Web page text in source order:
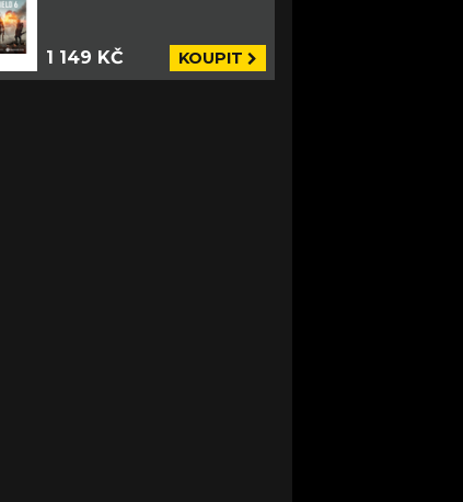
1 149 KČ KOUPIT